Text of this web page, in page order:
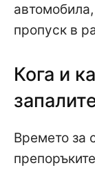
пропуск в
Кога и
Времето за